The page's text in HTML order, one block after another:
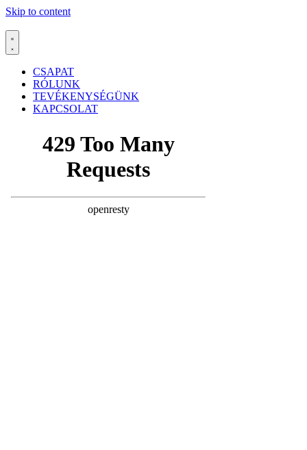
Skip to content
CSAPAT
RÓLUNK
TEVÉKENYSÉGÜNK
KAPCSOLAT